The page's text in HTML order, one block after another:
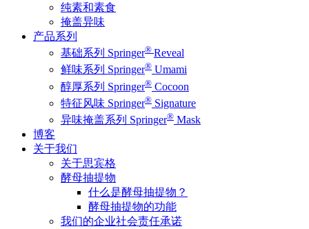
纯素和素食
掩盖异味
产品系列
基础系列 Springer® Reveal
鲜味系列 Springer® Umami
醇厚系列 Springer® Cocoon
特征风味 Springer® Signature
异味掩盖系列 Springer® Mask
博客
关于我们
关于思宾格
酵母抽提物
什么是酵母抽提物？
酵母抽提物的功能
我们的企业社会责任承诺